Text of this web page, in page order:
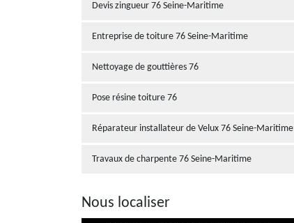
Devis zingueur 76 Seine-Maritime
Entreprise de toiture 76 Seine-Maritime
Nettoyage de gouttières 76
Pose résine toiture 76
Réparateur installateur de Velux 76 Seine-Maritime
Travaux de charpente 76 Seine-Maritime
Nous localiser